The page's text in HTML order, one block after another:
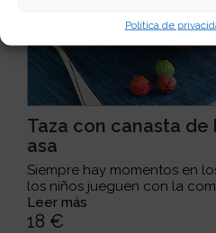
Política de
Taza con canasta
asa
Siempre hay momentos en
los niños jueguen con la
Leer más
18 €